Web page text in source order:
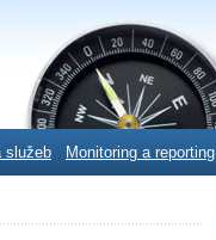
služeb Monitoring a reporting